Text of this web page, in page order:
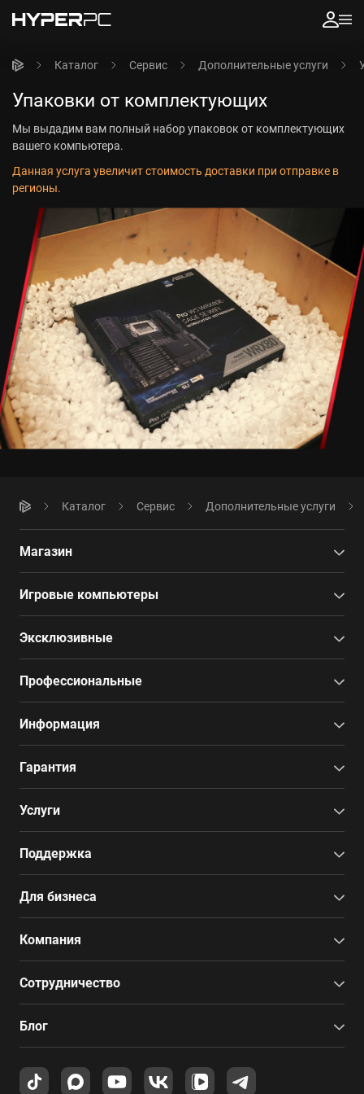
Каталог Сервис Дополнительные услуги
Упаковки от комплектующих
Мы выдадим вам полный набор упаковок от комплектующих
вашего компьютера.
Данная услуга увеличит стоимость доставки при отправке в
регионы.
Каталог Сервис Дополнительные услуги
Магазин
Игровые компьютеры
Эксклюзивные
Профессиональные
Информация
Гарантия
Услуги
Поддержка
Для бизнеса
Компания
Сотрудничество
Блог